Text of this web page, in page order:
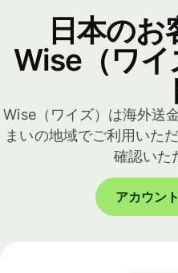
日本の
Wise（ワイ
Wise（ワイズ）は海外送
まいの地域でご利用いた
確認いた
アカウン